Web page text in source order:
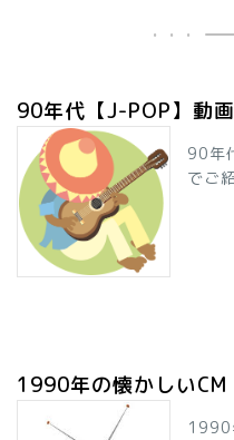
90年代【J-POP】動画
90年
でご
1990年の懐かしいCM
1990